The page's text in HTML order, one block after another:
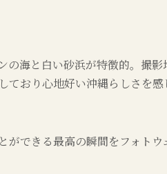
の海と白い砂浜が特徴的。撮影
ており心地好い沖縄らしさを感
ができる最高の瞬間をフォトウ